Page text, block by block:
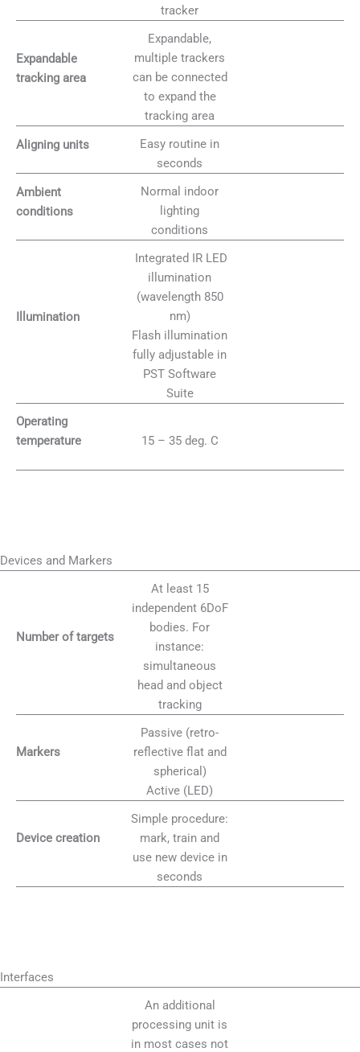
tracker
Expandable
tracking area
Expandable,
multiple trackers
can be connected
to expand the
tracking area
Aligning units
Easy routine in
seconds
Ambient
conditions
Normal indoor
lighting
conditions
Illumination
Integrated IR LED
illumination
(wavelength 850
nm)
Flash illumination
fully adjustable in
PST Software
Suite
Operating
temperature
15 – 35 deg. C
Devices and Markers
Number of targets
At least 15
independent 6DoF
bodies. For
instance:
simultaneous
head and object
tracking
Markers
Passive (retro-
reflective flat and
spherical)
Active (LED)
Device creation
Simple procedure:
mark, train and
use new device in
seconds
Interfaces
An additional
processing unit is
in most cases not